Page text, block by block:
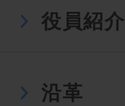
役員紹介
沿革